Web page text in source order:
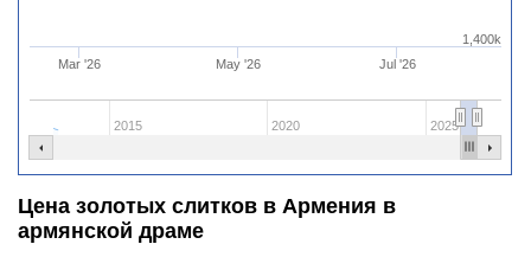
Mar '26 May '26 Jul '26
2015 2020 2025
1,400k
Цена золотых слитков в Армения в
армянской драме